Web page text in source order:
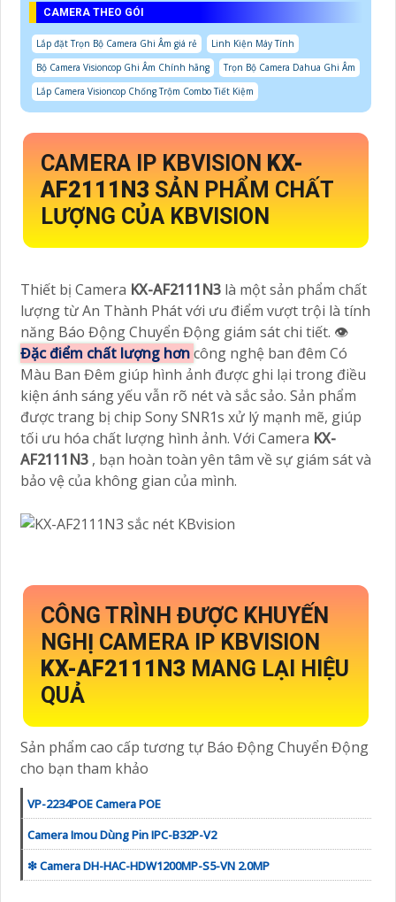
CAMERA THEO GÓI
Lắp đặt Trọn Bộ Camera Ghi Âm giá rẻ
Linh Kiện Máy Tính
Bộ Camera Visioncop Ghi Âm Chính hãng
Trọn Bộ Camera Dahua Ghi Âm
Lắp Camera Visioncop Chống Trộm Combo Tiết Kiệm
CAMERA IP KBVISION KX-
AF2111N3 SẢN PHẨM CHẤT
LƯỢNG CỦA KBVISION
Thiết bị Camera KX-AF2111N3 là một sản phẩm chất
lượng từ An Thành Phát với ưu điểm vượt trội là tính
năng Báo Động Chuyển Động giám sát chi tiết. 👁
Đặc điểm chất lượng hơncông nghệ ban đêm Có
Màu Ban Đêm giúp hình ảnh được ghi lại trong điều
kiện ánh sáng yếu vẫn rõ nét và sắc sảo. Sản phẩm
được trang bị chip Sony SNR1s xử lý mạnh mẽ, giúp
tối ưu hóa chất lượng hình ảnh. Với Camera KX-
AF2111N3 , bạn hoàn toàn yên tâm về sự giám sát và
bảo vệ của không gian của mình.
CÔNG TRÌNH ĐƯỢC KHUYẾN
NGHỊ CAMERA IP KBVISION
KX-AF2111N3 MANG LẠI HIỆU
QUẢ
Sản phẩm cao cấp tương tự Báo Động Chuyển Động
cho bạn tham khảo
VP-2234POE Camera POE
Camera Imou Dùng Pin IPC-B32P-V2
❇ Camera DH-HAC-HDW1200MP-S5-VN 2.0MP